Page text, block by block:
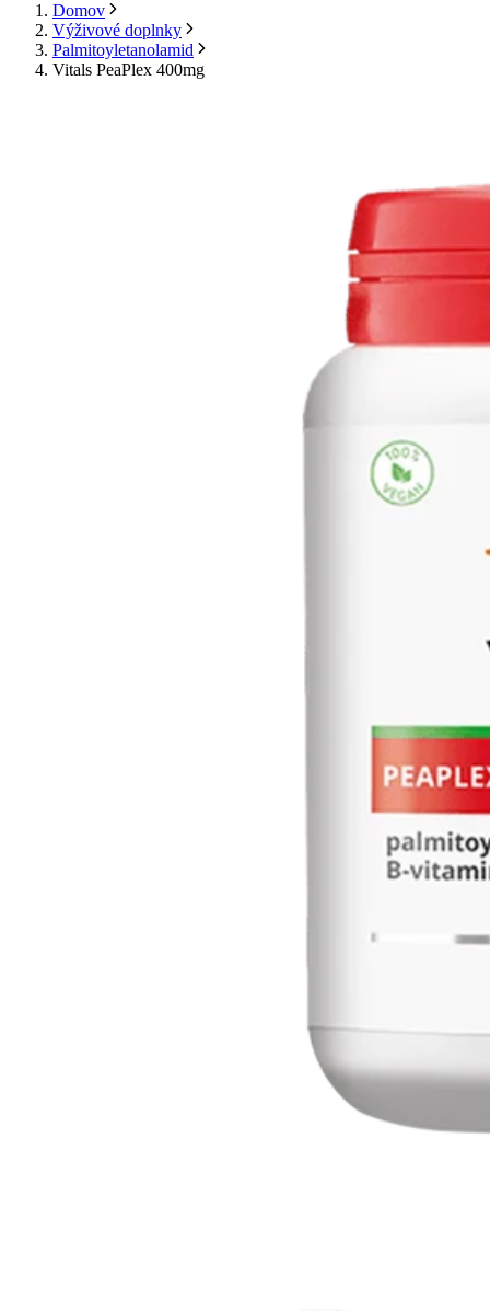
Domov
Výživové doplnky
Palmitoyletanolamid
Vitals PeaPlex 400mg